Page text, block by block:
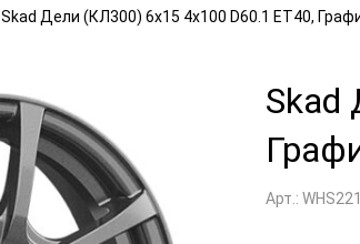
Skad Дели (КЛ300) 6x15 4x100 D60.1 ET40,
Skad
Арт.: